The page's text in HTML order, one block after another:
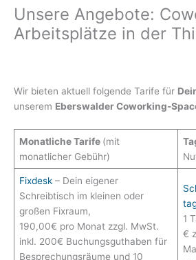
Unsere Angebote:
Arbeitsplätze in der
Wir bieten aktuell folgende Tarife für
unserem Eberswalder Coworking-
Monatliche Tarife (mit
monatlicher Gebühr)
Fixdesk – Dein eigener
Schreibtisch im kleinen oder
großen Fixraum,
190,00€ pro Monat zzgl. MwSt.
inkl. 200€ Buchungsguthaben für
Besprechungsräume und 10
1
€